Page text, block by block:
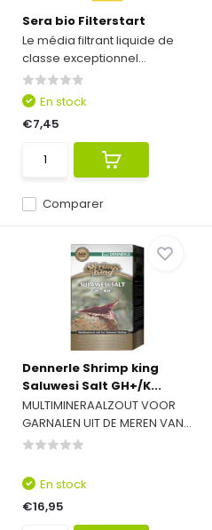
Sera bio Filterstart
Le média filtrant liquide de
classe exceptionnel...
Comparer
En stock
€7,45
Dennerle Shrimp king
Saluwesi Salt GH+/K...
MULTIMINERAALZOUT VOOR
GARNALEN UIT DE MEREN VAN...
En stock
€16,95